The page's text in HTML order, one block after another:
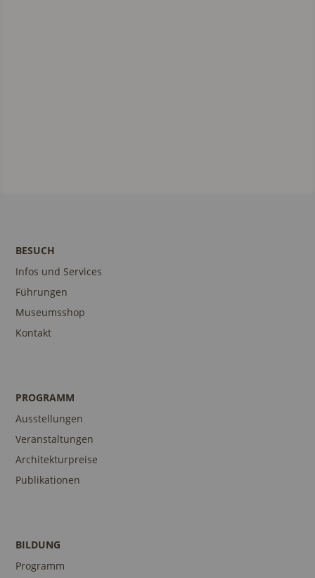
BESUCH
Infos und Services
Führungen
Museumsshop
Kontakt
PROGRAMM
Ausstellungen
Veranstaltungen
Architekturpreise
Publikationen
BILDUNG
Programm